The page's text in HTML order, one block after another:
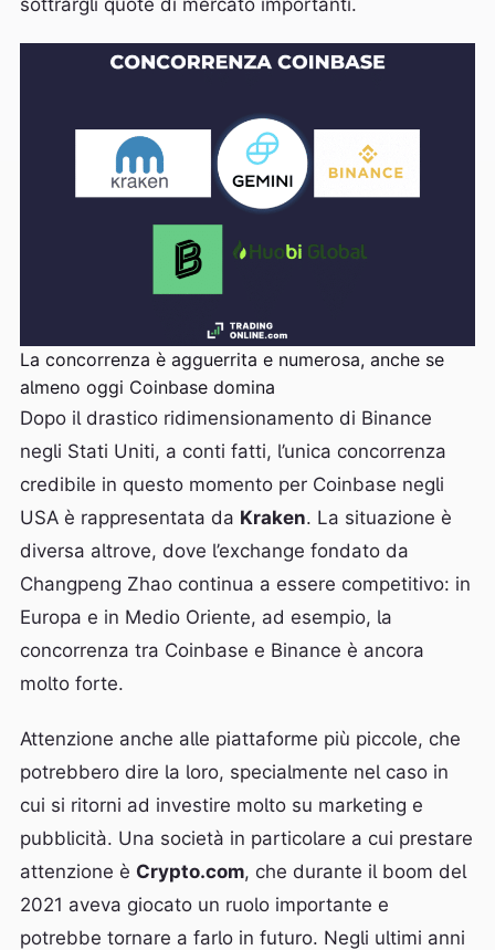
sottrargli quote di mercato importanti.
La concorrenza è agguerrita e numerosa, anche se
almeno oggi Coinbase domina
Dopo il drastico ridimensionamento di Binance
negli Stati Uniti, a conti fatti, l’unica concorrenza
credibile in questo momento per Coinbase negli
USA è rappresentata da Kraken. La situazione è
diversa altrove, dove l’exchange fondato da
Changpeng Zhao continua a essere competitivo: in
Europa e in Medio Oriente, ad esempio, la
concorrenza tra Coinbase e Binance è ancora
molto forte.
Attenzione anche alle piattaforme più piccole, che
potrebbero dire la loro, specialmente nel caso in
cui si ritorni ad investire molto su marketing e
pubblicità. Una società in particolare a cui prestare
attenzione è Crypto.com, che durante il boom del
2021 aveva giocato un ruolo importante e
potrebbe tornare a farlo in futuro. Negli ultimi anni